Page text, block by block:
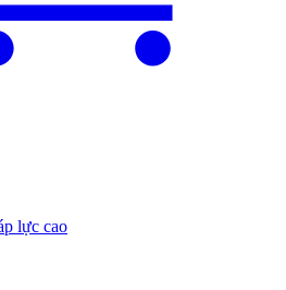
lực cao